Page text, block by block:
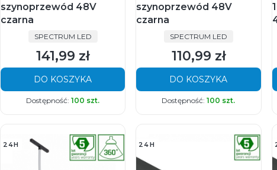
szynoprzewód 48V
czarna
PRODUCENT
SPECTRUM LED
Cena
141,99 zł
DO KOSZYKA
Dostępność:100 szt.
szynoprzewód 48V
czarna
PRODUCENT
SPECTRUM LED
Cena
110,99 zł
DO KOSZYKA
Dostępność:100 szt.
24H 24H